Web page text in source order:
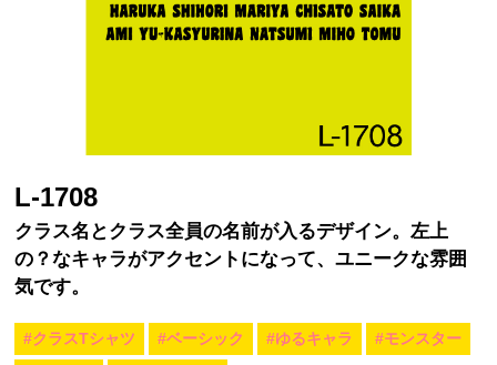
L-1708
クラス名とクラス全員の名前が入るデザイン。左上
の？なキャラがアクセントになって、ユニークな雰囲
気です。
#クラスTシャツ #ベーシック #ゆるキャラ #モンスター